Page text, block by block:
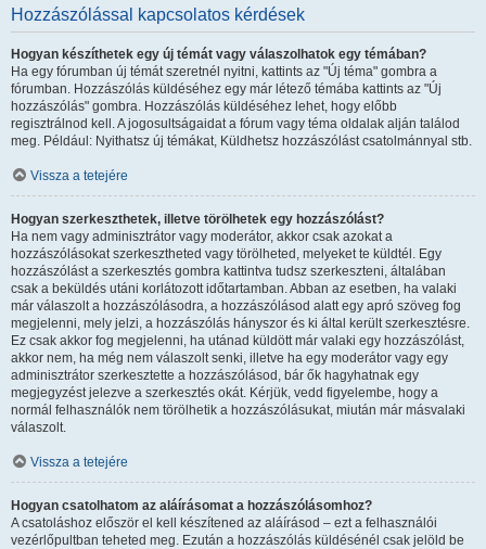
Hozzászólással kapcsolatos kérdések
Hogyan készíthetek egy új témát vagy válaszolhatok egy témában?
Ha egy fórumban új témát szeretnél nyitni, kattints az "Új téma" gombra a
fórumban. Hozzászólás küldéséhez egy már létező témába kattints az "Új
hozzászólás" gombra. Hozzászólás küldéséhez lehet, hogy előbb
regisztrálnod kell. A jogosultságaidat a fórum vagy téma oldalak alján találod
meg. Például: Nyithatsz új témákat, Küldhetsz hozzászólást csatolmánnyal stb.
Vissza a tetejére
Hogyan szerkeszthetek, illetve törölhetek egy hozzászólást?
Ha nem vagy adminisztrátor vagy moderátor, akkor csak azokat a
hozzászólásokat szerkesztheted vagy törölheted, melyeket te küldtél. Egy
hozzászólást a szerkesztés gombra kattintva tudsz szerkeszteni, általában
csak a beküldés utáni korlátozott időtartamban. Abban az esetben, ha valaki
már válaszolt a hozzászólásodra, a hozzászólásod alatt egy apró szöveg fog
megjelenni, mely jelzi, a hozzászólás hányszor és ki által került szerkesztésre.
Ez csak akkor fog megjelenni, ha utánad küldött már valaki egy hozzászólást,
akkor nem, ha még nem válaszolt senki, illetve ha egy moderátor vagy egy
adminisztrátor szerkesztette a hozzászólásod, bár ők hagyhatnak egy
megjegyzést jelezve a szerkesztés okát. Kérjük, vedd figyelembe, hogy a
normál felhasználók nem törölhetik a hozzászólásukat, miután már másvalaki
válaszolt.
Vissza a tetejére
Hogyan csatolhatom az aláírásomat a hozzászólásomhoz?
A csatoláshoz először el kell készítened az aláírásod – ezt a felhasználói
vezérlőpultban teheted meg. Ezután a hozzászólás küldésénél csak jelöld be